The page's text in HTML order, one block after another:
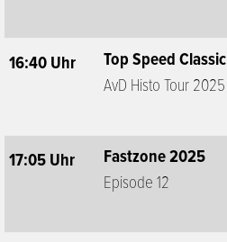
16:40 Uhr
Top Speed Classic
AvD Histo Tour 2025
17:05 Uhr
Fastzone 2025
Episode 12